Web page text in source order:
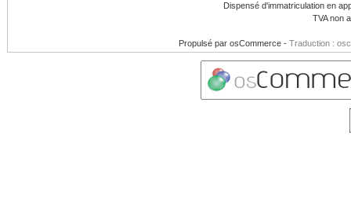
Dispensé d'immatriculation en
TVA non
Propulsé par osCommerce - Traduction :